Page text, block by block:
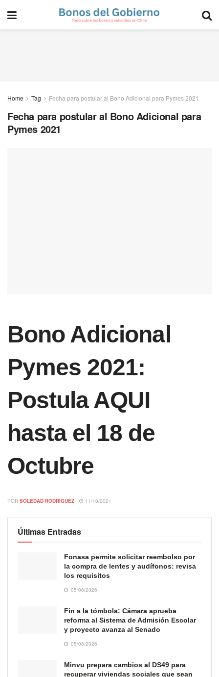
Home Tag Fecha para postular al Bono Adicional para Pymes 2021
Fecha para postular al Bono Adicional para
Pymes 2021
Bono Adicional
Pymes 2021:
Postula AQUI
hasta el 18 de
Octubre
POR SOLEDAD RODRIGUEZ 11/10/2021
Últimas Entradas
Fonasa permite solicitar reembolso por
la compra de lentes y audífonos: revisa
los requisitos
05/08/2026
Fin a la tómbola: Cámara aprueba
reforma al Sistema de Admisión Escolar
y proyecto avanza al Senado
05/08/2026
Minvu prepara cambios al DS49 para
recuperar viviendas sociales que sean